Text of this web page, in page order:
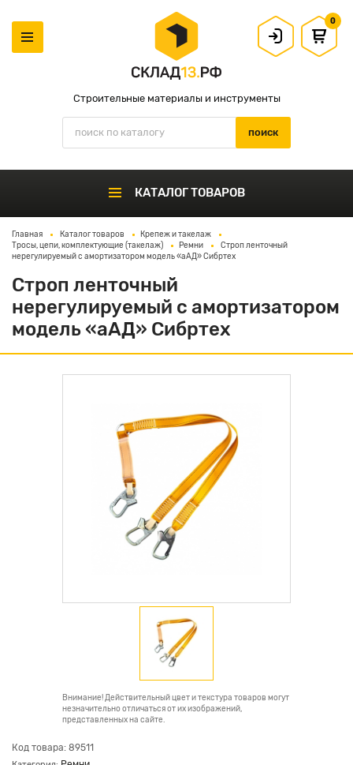
Строительные материалы и инструменты
0
КАТАЛОГ ТОВАРОВ
Главная Каталог товаров
Крепеж и такелаж
Тросы, цепи, комплектующие (такелаж)
Ремни
Строп ленточный
нерегулируемый с амортизатором модель «аАД» Сибртех
Строп ленточный
нерегулируемый с амортизатором
модель «аАД» Сибртех
Внимание! Действительный цвет и текстура товаров могут
незначительно отличаться от их изображений,
представленных на сайте.
Код товара: 89511